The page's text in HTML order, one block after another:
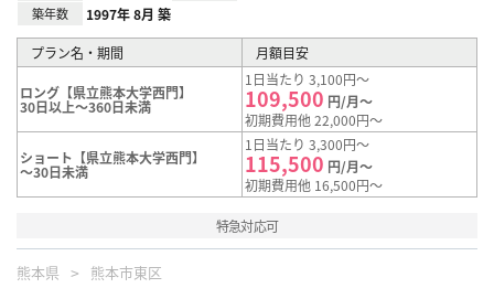
築年数 1997年 8月 築
プラン名・期間 月額目安
ロング【県立熊本大学西門】
30日以上～360日未満
1日当たり 3,100円～
109,500 円/月～
初期費用他 22,000円～
ショート【県立熊本大学西門】
～30日未満
1日当たり 3,300円～
115,500 円/月～
初期費用他 16,500円～
特急対応可
熊本県 熊本市東区